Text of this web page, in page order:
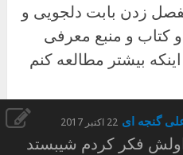
زدن بابت دلجویی و
کتاب و منبع معرفی
بیشتر مطالعه کنم
گنجه ای 22 اکتبر 2017
فکر کردم شیبستد